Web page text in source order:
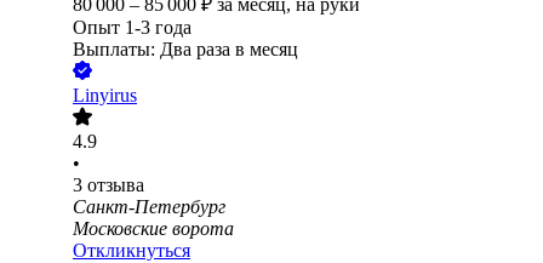
80 000 – 85 000 ₽ за месяц, на руки
Опыт 1-3 года
Выплаты: Два раза в месяц
Linyirus
4.9
•
3 отзыва
Санкт-Петербург
Московские ворота
Откликнуться